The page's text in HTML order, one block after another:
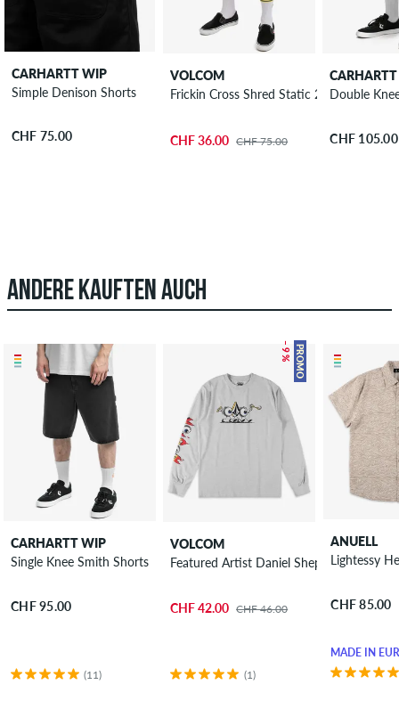
CARHARTT WIP
Simple Denison Shorts
CHF 75.00
VOLCOM
Frickin Cross Shred Static 20 Shorts
CHF 36.00 CHF 75.00
Double
CHF 105.00
ANDERE KAUFTEN AUCH
CARHARTT WIP
Single Knee Smith Shorts
CHF 95.00
(11)
PROMO
– 9 %
VOLCOM
Featured Artist Daniel Shepard Budz
CHF 42.00 CHF 46.00
(1)
ANUELL
Lightessy
CHF 85.00
MADE IN